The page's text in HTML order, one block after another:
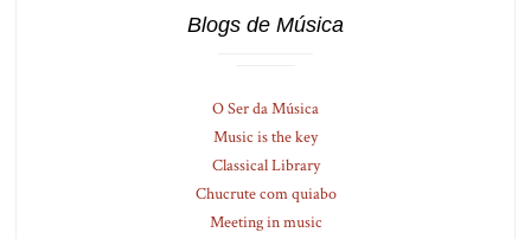
Blogs de Música
O Ser da Música
Music is the key
Classical Library
Chucrute com quiabo
Meeting in music